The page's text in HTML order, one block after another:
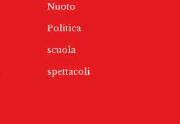
Nuoto
Politica
scuola
spettacoli